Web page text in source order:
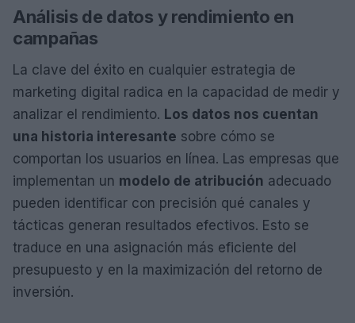
Análisis de datos y rendimiento en
campañas
La clave del éxito en cualquier estrategia de
marketing digital radica en la capacidad de medir y
analizar el rendimiento. Los datos nos cuentan
una historia interesante sobre cómo se
comportan los usuarios en línea. Las empresas que
implementan un modelo de atribución adecuado
pueden identificar con precisión qué canales y
tácticas generan resultados efectivos. Esto se
traduce en una asignación más eficiente del
presupuesto y en la maximización del retorno de
inversión.